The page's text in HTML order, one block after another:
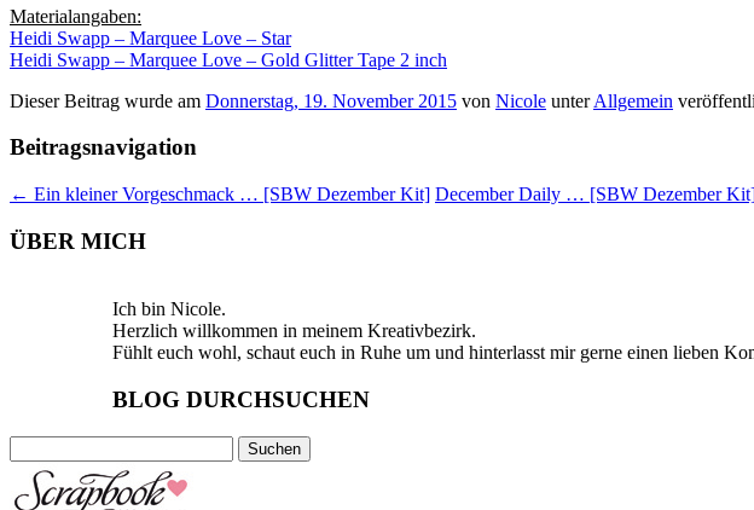
Materialangaben:
Heidi Swapp – Marquee Love – Star
Heidi Swapp – Marquee Love – Gold Glitter Tape 2 inch
Dieser Beitrag wurde am Donnerstag, 19. November 2015 von Nicole unterAllgemein
Beitragsnavigation
← Ein kleiner Vorgeschmack … [SBW Dezember Kit] December Daily … [SBW Dezember
ÜBER MICH
Ich bin Nicole.
Herzlich willkommen in meinem Kreativbezirk.
Fühlt euch wohl, schaut euch in Ruhe um und hinterlasst mir gerne einen lieben
BLOG DURCHSUCHEN
nach: